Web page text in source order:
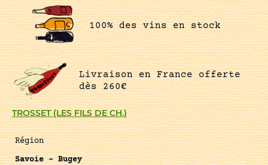
TROSSET (LES FILS DE CH.)
Région
Savoie – Bugey
100% des vins en stock
Livraison en France offerte
dès 260€